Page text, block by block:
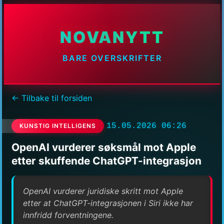
NOVANYTT
BARE OVERSKRIFTER
← Tilbake til forsiden
KUNSTIG INTELLIGENS 15.05.2026 06:26
OpenAI vurderer søksmål mot Apple
etter skuffende ChatGPT-integrasjon
OpenAI vurderer juridiske skritt mot Apple
etter at ChatGPT-integrasjonen i Siri ikke har
innfridd forventningene.